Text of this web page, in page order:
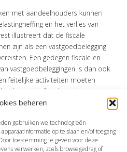
beheren
gebruiken we technologieën
op te slaan en/of toegang
toestemming te geven voor deze
verwerken, zoals browsegedrag of
met aandeelhouders kunnen
en het verlies van
illustreert dat de fiscale
zijn als een vastgoedbelegging
Een gedegen fiscale en
vastgoedbeleggingen is dan ook
feitelijke activiteiten moeten
beoogde fiscale regime.
| jurisprudentie |